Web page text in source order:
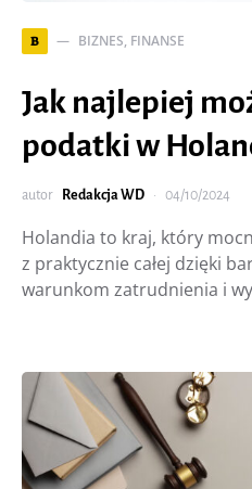
B BIZNES, FINANSE
Jak najlepiej
podatki w
autor Redakcja WD 04/10/2024
Holandia to kraj, który
z praktycznie całej dzięki
warunkom zatrudnienia i